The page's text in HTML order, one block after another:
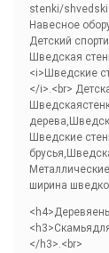
stenki/
Навесное
Детский
Шведская
<i>Шведские
</i>.<br>
Шведские
ширина
</h3>.<br>